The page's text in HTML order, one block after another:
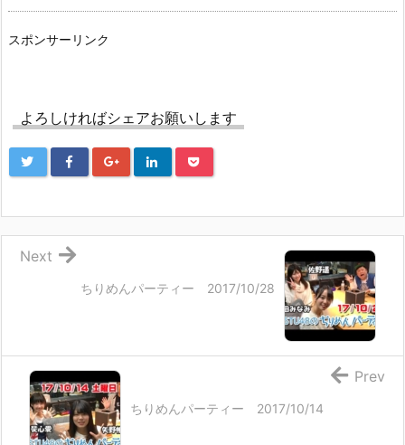
スポンサーリンク
よろしければシェアお願いします
ちりめんパーティー 2017/10/28
Next
ちりめんパーティー 2017/10/14
Prev